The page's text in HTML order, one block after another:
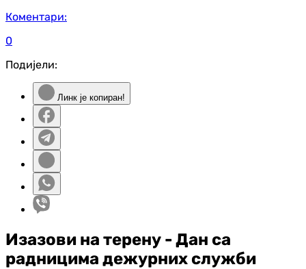
Коментари:
0
Подијели:
Линк је копиран!
Изазови на терену - Дан са
радницима дежурних служби